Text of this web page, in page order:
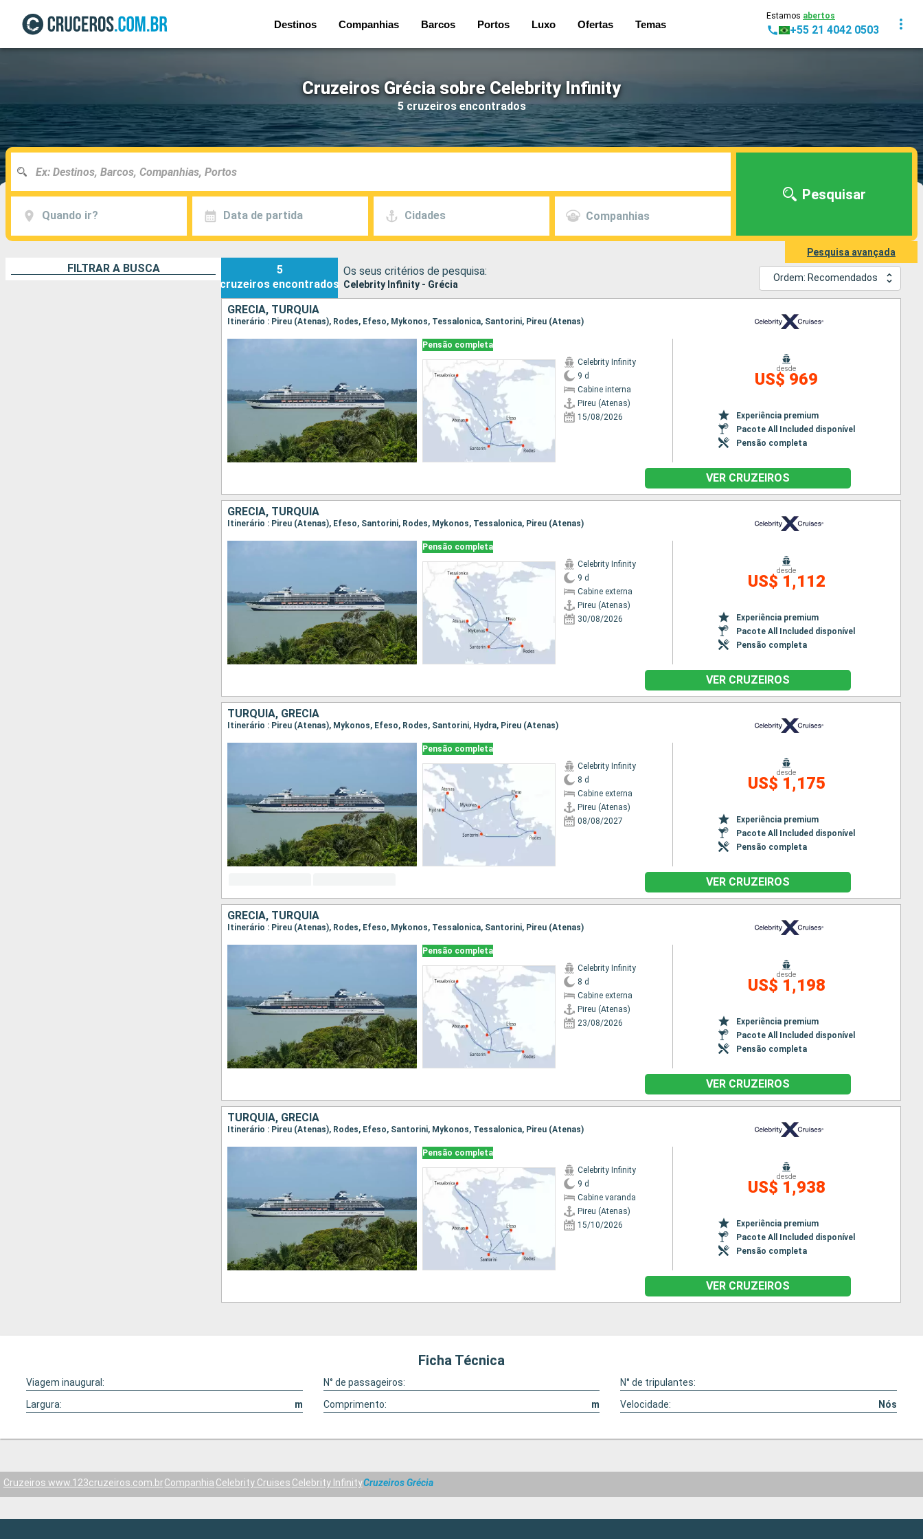
Destinos Companhias Barcos Portos Luxo Ofertas Temas
Estamos abertos
+55 21 4042 0503
Cruzeiros Grécia sobre Celebrity Infinity
5 cruzeiros encontrados
Quando ir? Data de partida Cidades Companhias
Pesquisar
Pesquisa avançada
FILTRAR A BUSCA
5
cruzeiros encontrados
Os seus critérios de pesquisa:
Celebrity Infinity - Grécia
Ordem: Recomendados
GRÉCIA, TURQUIA
Itinerário : Pireu (Atenas), Rodes, Efeso, Mykonos, Tessalonica, Santorini, Pireu (Atenas)
Pensão completa
Celebrity Infinity
9 d
Cabine interna
Pireu (Atenas)
15/08/2026
desde
US$ 969
Experiência premium
Pacote All Included disponível
Pensão completa
VER CRUZEIROS
GRÉCIA, TURQUIA
Itinerário : Pireu (Atenas), Efeso, Santorini, Rodes, Mykonos, Tessalonica, Pireu (Atenas)
Pensão completa
Celebrity Infinity
9 d
Cabine externa
Pireu (Atenas)
30/08/2026
desde
US$ 1,112
Experiência premium
Pacote All Included disponível
Pensão completa
VER CRUZEIROS
TURQUIA, GRÉCIA
Itinerário : Pireu (Atenas), Mykonos, Efeso, Rodes, Santorini, Hydra, Pireu (Atenas)
Pensão completa
Celebrity Infinity
8 d
Cabine externa
Pireu (Atenas)
08/08/2027
desde
US$ 1,175
Experiência premium
Pacote All Included disponível
Pensão completa
VER CRUZEIROS
GRÉCIA, TURQUIA
Itinerário : Pireu (Atenas), Rodes, Efeso, Mykonos, Tessalonica, Santorini, Pireu (Atenas)
Pensão completa
Celebrity Infinity
8 d
Cabine externa
Pireu (Atenas)
23/08/2026
desde
US$ 1,198
Experiência premium
Pacote All Included disponível
Pensão completa
VER CRUZEIROS
TURQUIA, GRÉCIA
Itinerário : Pireu (Atenas), Rodes, Efeso, Santorini, Mykonos, Tessalonica, Pireu (Atenas)
Pensão completa
Celebrity Infinity
9 d
Cabine varanda
Pireu (Atenas)
15/10/2026
desde
US$ 1,938
Experiência premium
Pacote All Included disponível
Pensão completa
VER CRUZEIROS
Ficha Técnica
Viagem inaugural: N° de passageiros:
N° de tripulantes:
Largura:
m Comprimento: m Velocidade: Nós
Cruzeiros www.123cruzeiros.com.brCompanhia Celebrity Cruises Celebrity InfinityCruzeiros Grécia